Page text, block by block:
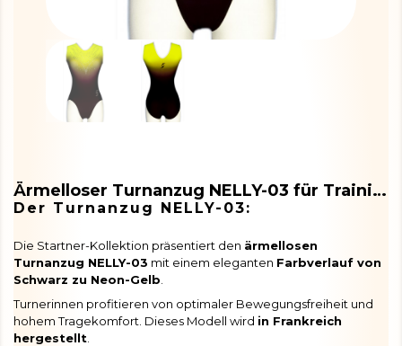
Ärmelloser Turnanzug NELLY-03 für Training und Wettkampf
Der Turnanzug NELLY-03:
Die Startner-Kollektion präsentiert den ärmellosen
Turnanzug NELLY-03 mit einem eleganten Farbverlauf von
Schwarz zu Neon-Gelb
Turnerinnen profitieren von optimaler Bewegungsfreiheit und
hohem Tragekomfort. Dieses Modell wird in Frankreich
hergestellt